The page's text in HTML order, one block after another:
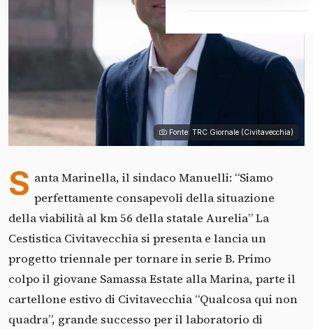
Fonte: TRC Giornale (Civitavecchia)
S anta Marinella, il sindaco Manuelli: “Siamo
perfettamente consapevoli della situazione
della viabilità al km 56 della statale Aurelia” La
Cestistica Civitavecchia si presenta e lancia un
progetto triennale per tornare in serie B. Primo
colpo il giovane Samassa Estate alla Marina, parte il
cartellone estivo di Civitavecchia “Qualcosa qui non
quadra”, grande successo per il laboratorio di